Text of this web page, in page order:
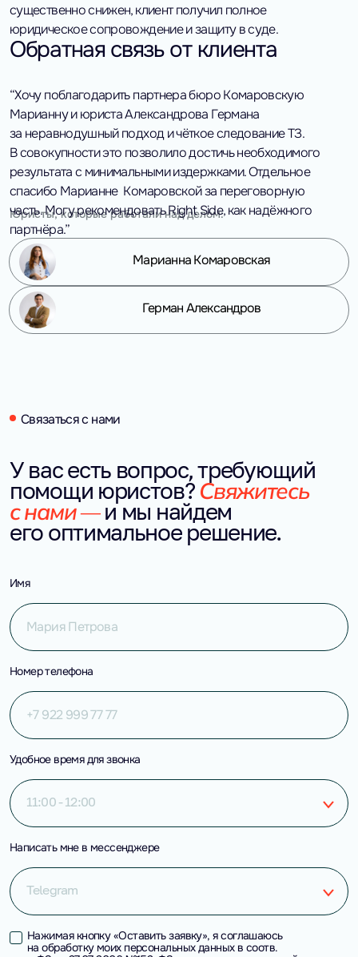
существенно снижен, клиент получил полное
юридическое сопровождение и защиту в суде.
Обратная связь от клиента
“Хочу поблагодарить партнера бюро Комаровскую
Марианну и юриста Александрова Германа
за неравнодушный подход и чёткое следование ТЗ.
В совокупности это позволило достичь необходимого
результата с минимальными издержками. Отдельное
спасибо Марианне Комаровской за переговорную
часть. Могу рекомендовать Right Side, как надёжного
партнёра.”
Юристы, которые работали над делом:
Марианна Комаровская
Герман Александров
Связаться с нами
У вас есть вопрос, требующий
помощи юристов? Свяжитесь
с нами — и мы найдем
его оптимальное решение.
Имя
Номер телефона
Удобное время для звонка
11:00 - 12:00
Написать мне в мессенджере
Telegram
Нажимая кнопку «Оставить заявку», я соглашаюсь
на обработку моих персональных данных в соотв.